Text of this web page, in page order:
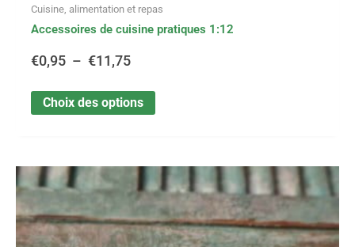
Cuisine, alimentation et repas
Accessoires de cuisine pratiques 1:12
€0,95 – €11,75
Choix des options
Plage
de
Ce
produit
a
plusieurs